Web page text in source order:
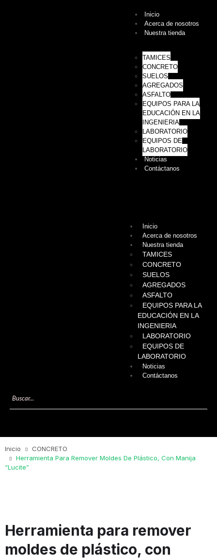
Inicio
Acerca de nosotros
Nuestra tienda
TAMICES
CONCRETO
SUELOS
AGREGADOS
ASFALTO
EQUIPOS PARA LA
EDUCACIÓN EN LA
INGENIERIA
LABORATORIO
EQUIPOS DE
LABORATORIO
Noticias
Contáctanos
Inicio
Acerca de nosotros
Nuestra tienda
TAMICES
CONCRETO
SUELOS
AGREGADOS
ASFALTO
EQUIPOS PARA LA
EDUCACIÓN EN LA
INGENIERIA
LABORATORIO
EQUIPOS DE
LABORATORIO
Noticias
Contáctanos
Inicio
CONCRETO
Herramienta Para Remover Moldes De Plástico, Con Manija
“lucite”
Herramienta para remover
moldes de plástico, con